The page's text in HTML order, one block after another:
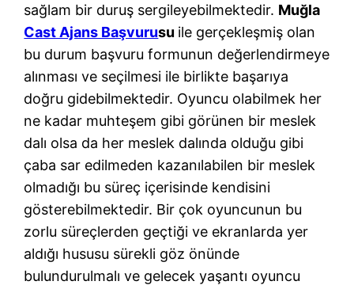
sağlam bir duruş sergileyebilmektedir. Muğla
Cast Ajans Başvurusu ile gerçekleşmiş olan
bu durum başvuru formunun değerlendirmeye
alınması ve seçilmesi ile birlikte başarıya
doğru gidebilmektedir. Oyuncu olabilmek her
ne kadar muhteşem gibi görünen bir meslek
dalı olsa da her meslek dalında olduğu gibi
çaba sar edilmeden kazanılabilen bir meslek
olmadığı bu süreç içerisinde kendisini
gösterebilmektedir. Bir çok oyuncunun bu
zorlu süreçlerden geçtiği ve ekranlarda yer
aldığı hususu sürekli göz önünde
bulundurulmalı ve gelecek yaşantı oyuncu